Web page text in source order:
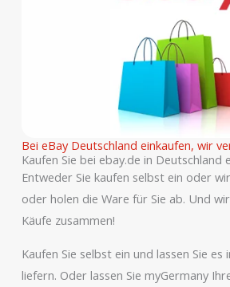
Bei eBay Deutschland einkaufen, wir
Kaufen Sie bei ebay.de in Deutschland
Entweder Sie kaufen selbst ein oder
oder holen die Ware für Sie ab. Und
Käufe zusammen!
Kaufen Sie selbst ein und lassen Sie es
liefern. Oder lassen Sie myGermany